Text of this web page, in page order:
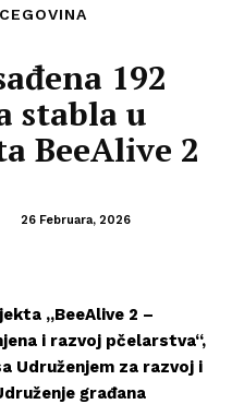
192
stabla u
BeeAlive 2
26 Februara, 2026
„BeeAlive 2 –
i razvoj pčelarstva“,
Udruženjem za razvoj i
građana